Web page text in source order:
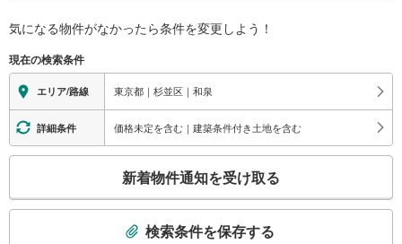
気になる物件がなかったら条件を変更しよう！
現在の検索条件
エリア/路線 東京都｜杉並区｜和泉
詳細条件 価格未定を含む｜建築条件付き土地を含む
検
新着物件通知を受け取る
検索条件を保存する